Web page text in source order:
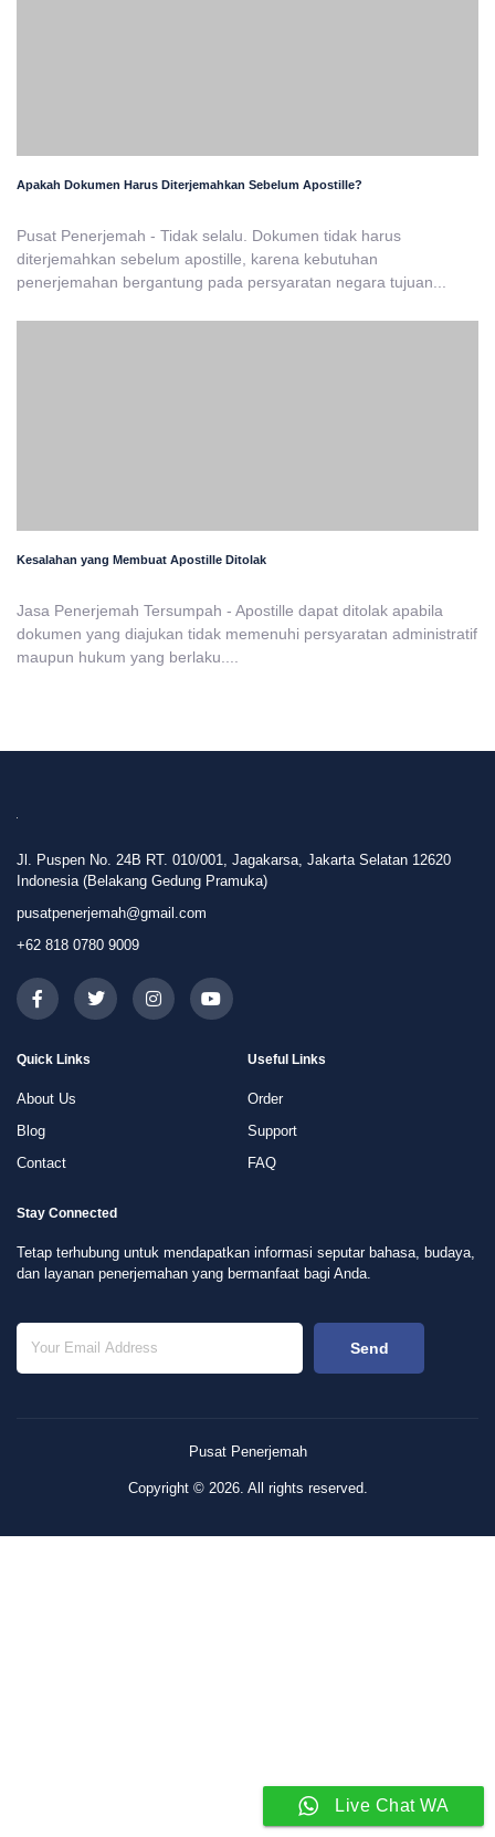
Apakah Dokumen Harus Diterjemahkan Sebelum Apostille?
Pusat Penerjemah - Tidak selalu. Dokumen tidak harus
diterjemahkan sebelum apostille, karena kebutuhan
penerjemahan bergantung pada persyaratan negara tujuan...
Kesalahan yang Membuat Apostille Ditolak
Jasa Penerjemah Tersumpah - Apostille dapat ditolak apabila
dokumen yang diajukan tidak memenuhi persyaratan administratif
maupun hukum yang berlaku....
Jl. Puspen No. 24B RT. 010/001, Jagakarsa, Jakarta Selatan 12620
Indonesia (Belakang Gedung Pramuka)
pusatpenerjemah@gmail.com
+62 818 0780 9009
Quick Links
About Us
Blog
Contact
Useful Links
Order
Support
FAQ
Stay Connected
Tetap terhubung untuk mendapatkan informasi seputar bahasa, budaya,
dan layanan penerjemahan yang bermanfaat bagi Anda.
Send
Pusat Penerjemah
Copyright © 2026. All rights reserved.
Live Chat WA